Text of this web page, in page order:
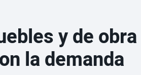
y de obra
la demanda